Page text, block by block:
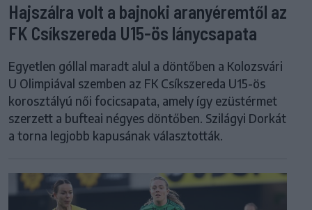
Hajszálra volt a bajnoki aranyéremtől az
FK Csíkszereda U15-ös lánycsapata
Egyetlen góllal maradt alul a döntőben a Kolozsvári
U Olimpiával szemben az FK Csíkszereda U15-ös
korosztályú női focicsapata, amely így ezüstérmet
szerzett a bufteai négyes döntőben. Szilágyi Dorkát
a torna legjobb kapusának választották.